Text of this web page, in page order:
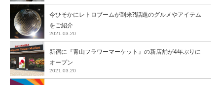
今ひそかにレトロブームが到来⁈話題のグルメやアイテム
をご紹介
2021.03.20
新宿に『青山フラワーマーケット』の新店舗が4年ぶりに
オープン
2021.03.20